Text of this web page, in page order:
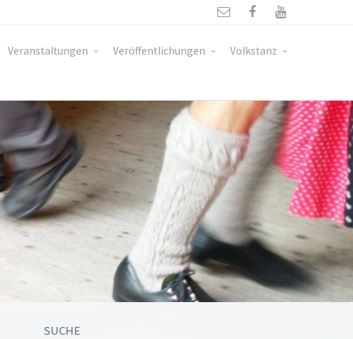
  
Veranstaltungen Veröffentlichungen Volkstanz
SUCHE